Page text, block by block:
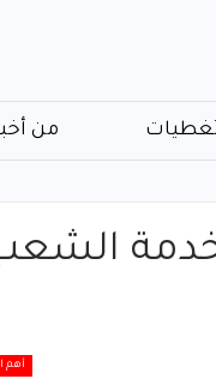
من
خدمة
أهم